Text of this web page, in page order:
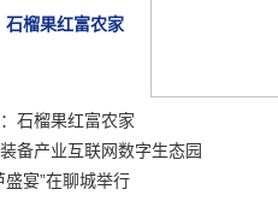
石榴果红富农家
石榴果红富农家
备产业互联网数字生态园
盛宴”在聊城举行